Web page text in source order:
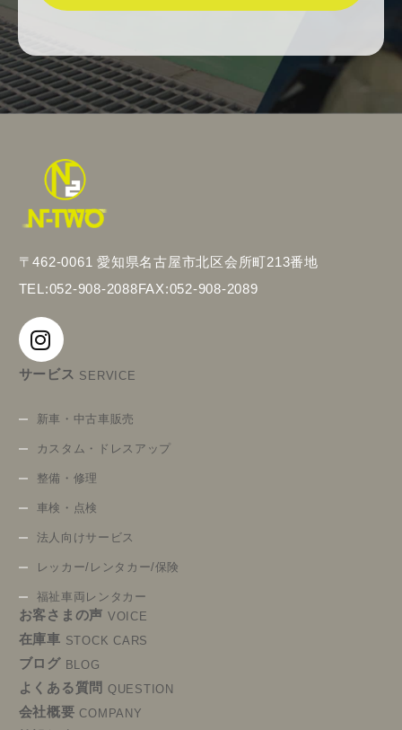
〒462-0061 愛知県名古屋市北区会所町213番地
TEL:052-908-2088FAX:052-908-2089
サービス SERVICE
新車・中古車販売
カスタム・ドレスアップ
整備・修理
車検・点検
法人向けサービス
レッカー/レンタカー/保険
福祉車両レンタカー
お客さまの声 VOICE
在庫車 STOCK CARS
ブログ BLOG
よくある質問 QUESTION
会社概要 COMPANY